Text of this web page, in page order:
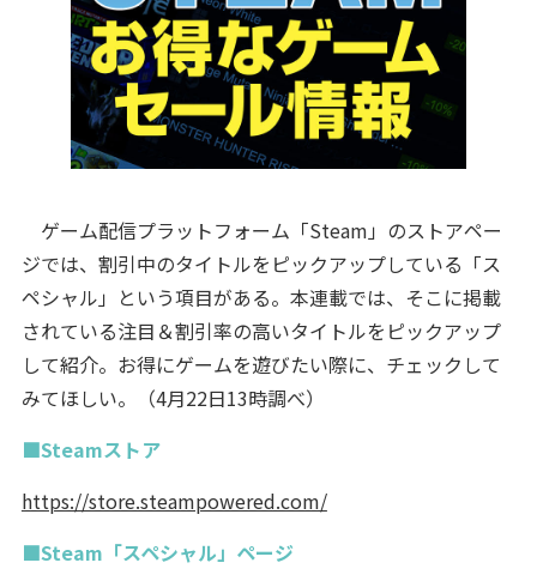
ゲーム配信プラットフォーム「Steam」のストアペー
ジでは、割引中のタイトルをピックアップしている「ス
ペシャル」という項目がある。本連載では、そこに掲載
されている注目＆割引率の高いタイトルをピックアップ
して紹介。お得にゲームを遊びたい際に、チェックして
みてほしい。（4月22日13時調べ）
■Steamストア
https://store.steampowered.com/
■Steam「スペシャル」ページ